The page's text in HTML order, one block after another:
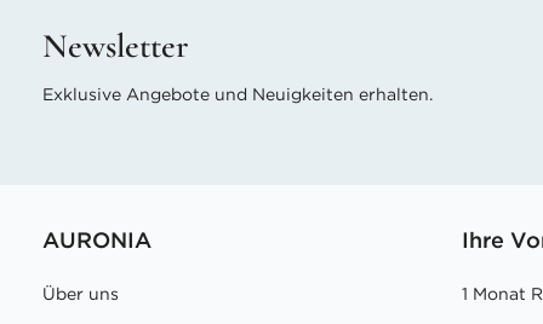
Newsletter
Exklusive Angebote und Neuigkeiten erhalten.
AURONIA
Über uns
Ihre
1 Monat